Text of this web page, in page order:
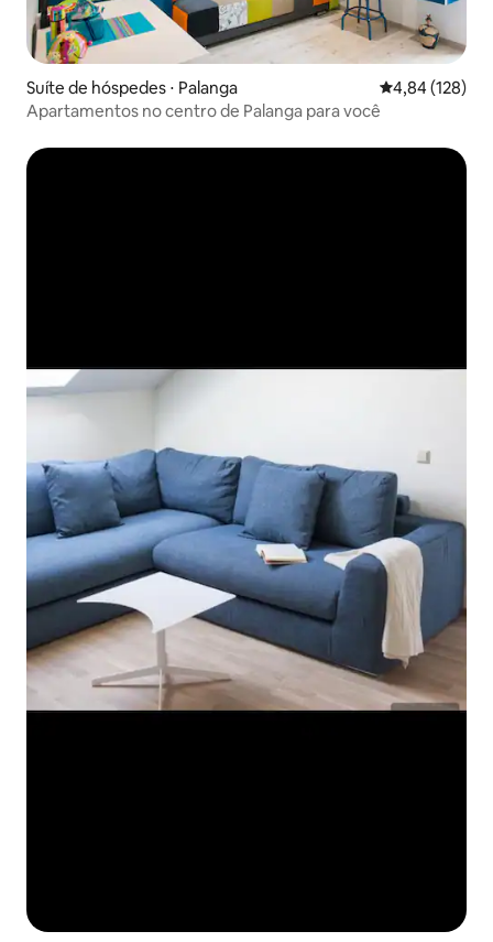
Suíte de hóspedes ⋅ Palanga 4,84 de uma
4,84 (128)
Apartamentos no centro de Palanga para você